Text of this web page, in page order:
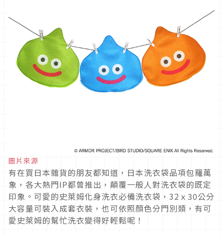
圖片來源
有在買日本雜貨的朋友都知道，日本洗衣袋品項包羅萬
象，各大熱門IP都曾推出，顛覆一般人對洗衣袋的既定
印象。可愛的史萊姆化身洗衣必備洗衣袋，32ｘ30公分
大容量可裝入成套衣裝，也可依照顏色分門別類，有可
愛史萊姆的幫忙洗衣變得好輕鬆呢！